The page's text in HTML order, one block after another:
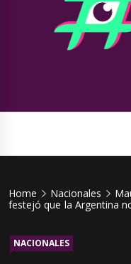
Home Nacionales
festejó que la Argentina
NACIONALES